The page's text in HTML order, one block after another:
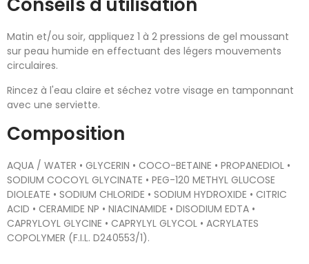
Conseils d'utilisation
Matin et/ou soir, appliquez 1 à 2 pressions de gel moussant
sur peau humide en effectuant des légers mouvements
circulaires.
Rincez à l'eau claire et séchez votre visage en tamponnant
avec une serviette.
Composition
AQUA / WATER • GLYCERIN • COCO-BETAINE • PROPANEDIOL •
SODIUM COCOYL GLYCINATE • PEG-120 METHYL GLUCOSE
DIOLEATE • SODIUM CHLORIDE • SODIUM HYDROXIDE • CITRIC
ACID • CERAMIDE NP • NIACINAMIDE • DISODIUM EDTA •
CAPRYLOYL GLYCINE • CAPRYLYL GLYCOL • ACRYLATES
COPOLYMER (F.I.L. D240553/1).